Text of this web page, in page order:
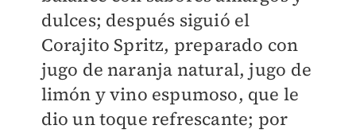
dulces; después siguió el
Corajito Spritz, preparado con
jugo de naranja natural, jugo de
limón y vino espumoso, que le
dio un toque refrescante; por